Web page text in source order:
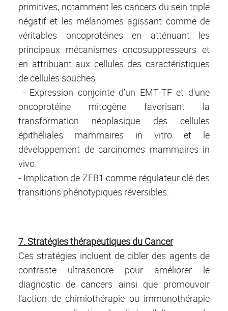
primitives, notamment les cancers du sein triple
négatif et les mélanomes agissant comme de
véritables oncoprotéines en atténuant les
principaux mécanismes oncosuppresseurs et
en attribuant aux cellules des caractéristiques
de cellules souches
- Expression conjointe d'un EMT-TF et d'une
oncoprotéine mitogène favorisant la
transformation néoplasique des cellules
épithéliales mammaires in vitro et le
développement de carcinomes mammaires in
vivo.
- Implication de ZEB1 comme régulateur clé des
transitions phénotypiques réversibles.
7. Stratégies thérapeutiques du Cancer
Ces stratégies incluent de cibler des agents de
contraste ultrasonore pour améliorer le
diagnostic de cancers ainsi que promouvoir
l’action de chimiothérapie ou immunothérapie